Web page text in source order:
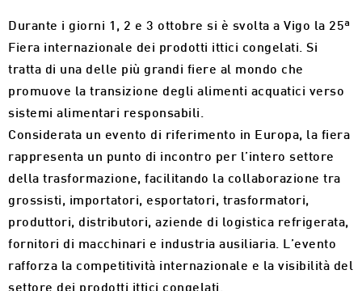
Durante i giorni 1, 2 e 3 ottobre si è svolta a Vigo la 25ª
Fiera internazionale dei prodotti ittici congelati. Si
tratta di una delle più grandi fiere al mondo che
promuove la transizione degli alimenti acquatici verso
sistemi alimentari responsabili.
Considerata un evento di riferimento in Europa, la fiera
rappresenta un punto di incontro per l’intero settore
della trasformazione, facilitando la collaborazione tra
grossisti, importatori, esportatori, trasformatori,
produttori, distributori, aziende di logistica refrigerata,
fornitori di macchinari e industria ausiliaria. L’evento
rafforza la competitività internazionale e la visibilità del